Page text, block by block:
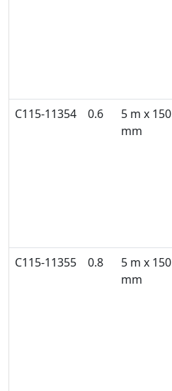
C115-11354 0.6
5 m x 150
mm
C115-11355 0.8
5 m x 150
mm